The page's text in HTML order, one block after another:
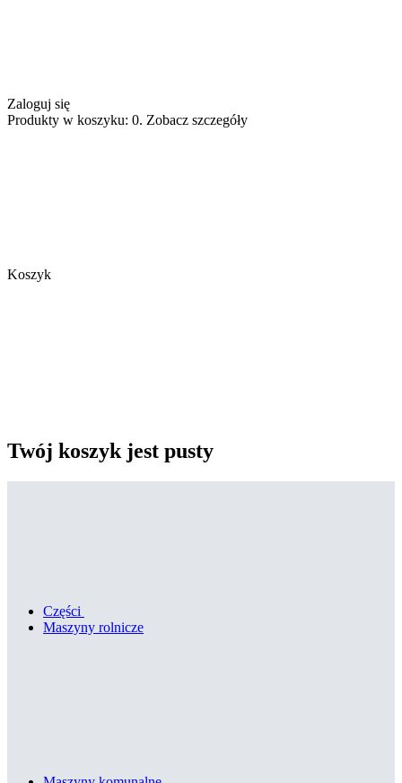
Zaloguj się
Produkty w koszyku: 0. Zobacz szczegóły
Koszyk
Twój koszyk jest pusty
Części
Maszyny rolnicze